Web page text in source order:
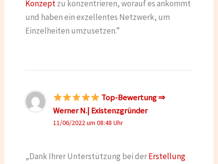
Konzeptzu konzentrieren, worauf es ankommt
und haben ein exzellentes Netzwerk, um
Einzelheiten umzusetzen.”
Top-Bewertung ⇒
Werner N.| Existenzgründer
11/06/2022 um 08:48 Uhr
„Dank Ihrer Unterstützung bei derErstellung